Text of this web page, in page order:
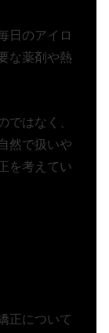
日のアイロ
な薬剤や熱
ではなく、
然で扱いや
を考えてい
正について